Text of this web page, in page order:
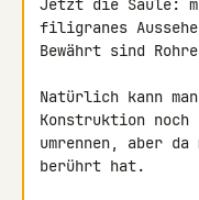
Jetzt die Säule:
filigranes
Bewährt sind
Natürlich kann
Konstruktion noch
umrennen, aber da
berührt hat.